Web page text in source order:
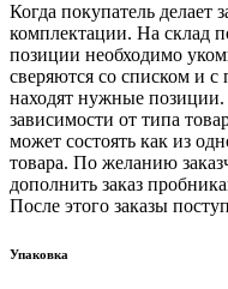
Когда покупатель делает
комплектации. На склад
позиции необходимо
сверяются со списком и
находят нужные позиции.
зависимости от типа
может состоять как из
товара. По желанию
дополнить заказ
После этого заказы
Упаковка